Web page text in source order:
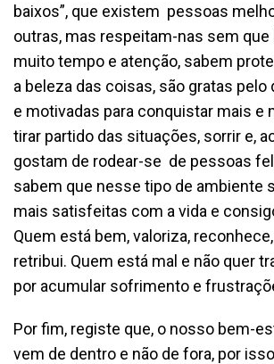
baixos”, que existem pessoas
outras, mas respeitam-nas sem
muito tempo e atenção, sabem
a beleza das coisas, são gratas
e motivadas para conquistar mais e
tirar partido das situações, sorrir e,
gostam de rodear-se de pessoas
sabem que nesse tipo de ambiente
mais satisfeitas com a vida e
Quem está bem, valoriza,
retribui. Quem está mal e não quer
por acumular sofrimento e
Por fim, registe que, o nosso bem-
vem de dentro e não de fora, por